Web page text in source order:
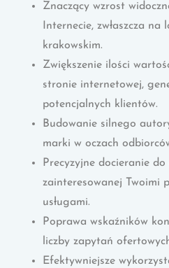
Znaczący wzrost
Internecie, zwłaszcza na
krakowskim.
Zwiększenie ilości
stronie internetowej,
potencjalnych klientów.
Budowanie silnego
marki w oczach
Precyzyjne docieranie
zainteresowanej Twoimi
usługami.
Poprawa wskaźników
liczby zapytań
Efektywniejsze